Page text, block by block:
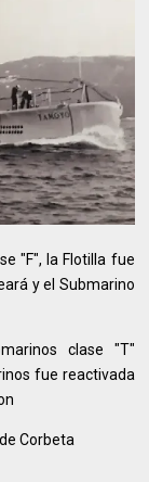
"F", la Flotilla fue
y el Submarino
clase "T"
fue reactivada
Corbeta